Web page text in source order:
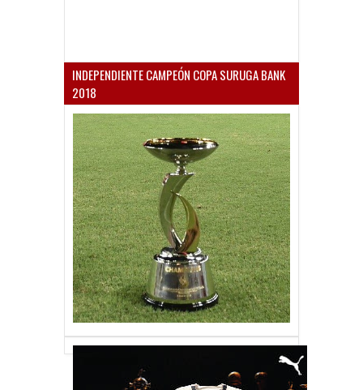
INDEPENDIENTE CAMPEÓN COPA SURUGA BANK
2018